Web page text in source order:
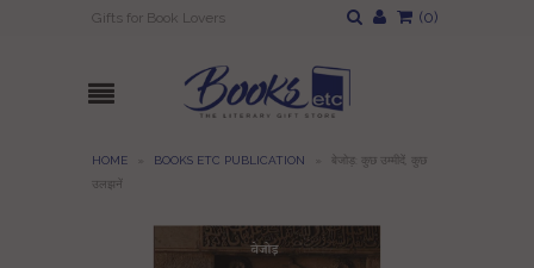
Gifts for Book Lovers (0)
HOME BOOKS ETC PUBLICATION
बेजोड़: कुछ उम्मीदें, कुछ
उलझनें